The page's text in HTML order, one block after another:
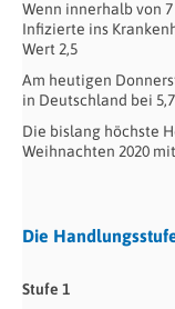
Wenn innerhalb von 7
Infizierte ins
Wert 2,5
Am heutigen
in Deutschland bei
Die bislang höchste
Weihnachten 2020
Die
Stufe 1